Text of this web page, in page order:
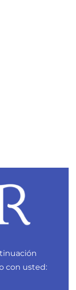
con usted: